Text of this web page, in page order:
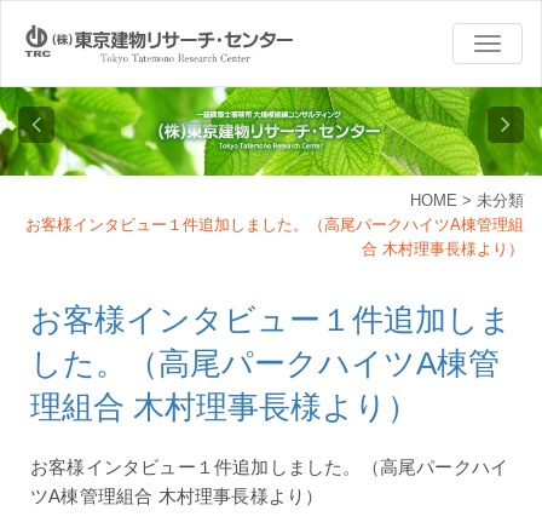
HOME > 未分類
お客様インタビュー１件追加しました。（高尾パークハイツA棟管理組
合 木村理事長様より）
お客様インタビュー１件追加しま
した。（高尾パークハイツA棟管
理組合 木村理事長様より）
お客様インタビュー１件追加しました。（高尾パークハイ
ツA棟管理組合 木村理事長様より）